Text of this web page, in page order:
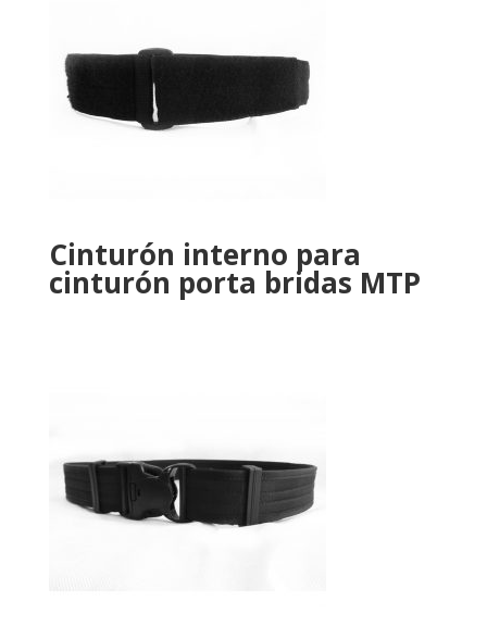
Cinturón interno para
cinturón porta bridas MTP